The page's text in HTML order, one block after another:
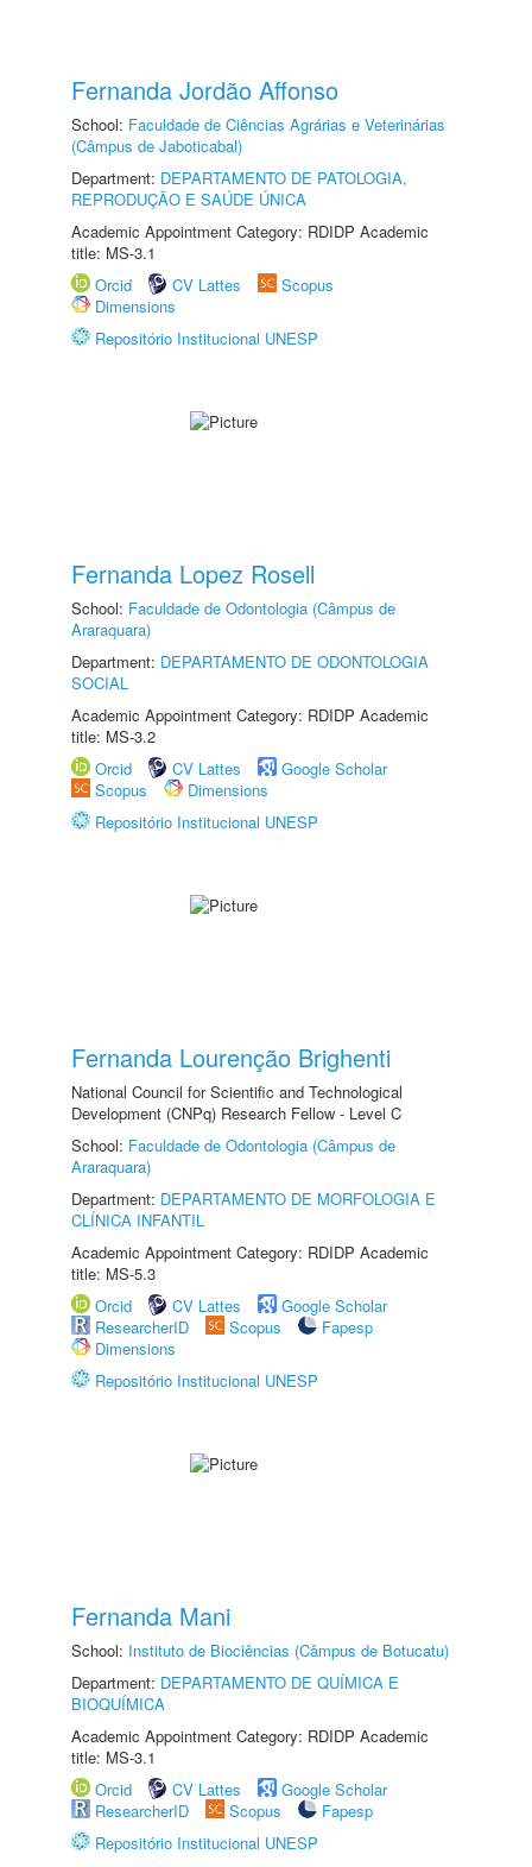
Fernanda Jordão Affonso
School: Faculdade de Ciências Agrárias e Veterinárias
(Câmpus de Jaboticabal)
Department: DEPARTAMENTO DE PATOLOGIA,
REPRODUÇÃO E SAÚDE ÚNICA
Academic Appointment Category: RDIDP Academic
title: MS-3.1
Orcid
CV Lattes
Scopus
Dimensions
Repositório Institucional UNESP
Fernanda Lopez Rosell
School: Faculdade de Odontologia (Câmpus de
Araraquara)
Department: DEPARTAMENTO DE ODONTOLOGIA
SOCIAL
Academic Appointment Category: RDIDP Academic
title: MS-3.2
Orcid
CV Lattes
Google Scholar
Scopus
Dimensions
Repositório Institucional UNESP
Fernanda Lourenção Brighenti
National Council for Scientific and Technological
Development (CNPq) Research Fellow - Level C
School: Faculdade de Odontologia (Câmpus de
Araraquara)
Department: DEPARTAMENTO DE MORFOLOGIA E
CLÍNICA INFANTIL
Academic Appointment Category: RDIDP Academic
title: MS-5.3
Orcid
CV Lattes
Google Scholar
ResearcherID
Scopus
Fapesp
Dimensions
Repositório Institucional UNESP
Fernanda Mani
School: Instituto de Biociências (Câmpus de Botucatu)
Department: DEPARTAMENTO DE QUÍMICA E
BIOQUÍMICA
Academic Appointment Category: RDIDP Academic
title: MS-3.1
Orcid
CV Lattes
Google Scholar
ResearcherID
Scopus
Fapesp
Repositório Institucional UNESP